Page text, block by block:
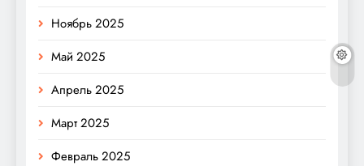
Ноябрь 2025
Май 2025
Апрель 2025
Март 2025
Февраль 2025